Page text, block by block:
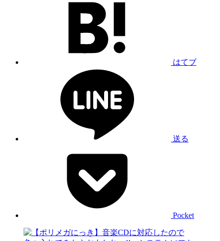
はてブ
送る
Pocket